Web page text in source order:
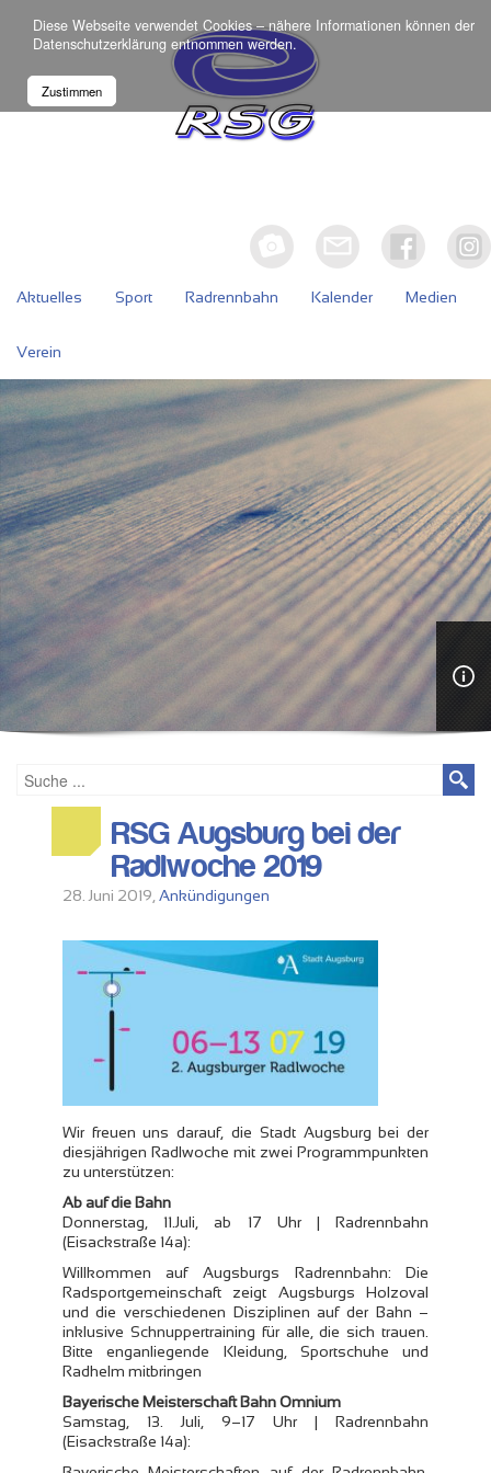
Diese Webseite verwendet Cookies – nähere Informationen können der
Datenschutzerklärung entnommen werden.
Zustimmen
Aktuelles Sport Radrennbahn Kalender Medien
Verein
RSG Augsburg bei der
Radlwoche 2019
28. Juni 2019, Ankündigungen
Wir freuen uns darauf, die Stadt Augsburg bei der
diesjährigen Radlwoche mit zwei Programmpunkten
zu unterstützen:
Ab auf die Bahn
Donnerstag, 11.Juli, ab 17 Uhr | Radrennbahn
(Eisackstraße 14a):
Willkommen auf Augsburgs Radrennbahn: Die
Radsportgemeinschaft zeigt Augsburgs Holzoval
und die verschiedenen Disziplinen auf der Bahn –
inklusive Schnuppertraining für alle, die sich trauen.
Bitte enganliegende Kleidung, Sportschuhe und
Radhelm mitbringen
Bayerische Meisterschaft Bahn Omnium
Samstag, 13. Juli, 9–17 Uhr | Radrennbahn
(Eisackstraße 14a):